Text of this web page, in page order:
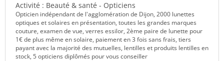
Activité : Beauté & santé - Opticiens
Opticien indépendant de l'agglomération de Dijon, 2000 lunettes
optiques et solaires en présentation, toutes les grandes marques
couture, examen de vue, verres essilor, 2ème paire de lunette pour
1€ de plus même en solaire, paiement en 3 fois sans frais, tiers
payant avec la majorité des mutuelles, lentilles et produits lentilles en
stock, 5 opticiens diplômés pour vous conseiller